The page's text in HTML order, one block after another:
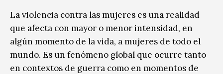
La violencia contra las mujeres es una realidad
que afecta con mayor o menor intensidad, en
algún momento de la vida, a mujeres de todo el
mundo. Es un fenómeno global que ocurre tanto
en contextos de guerra como en momentos de